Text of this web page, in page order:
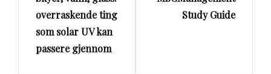
overraskende ting
som solar UV kan
passere gjennom
Study Guide